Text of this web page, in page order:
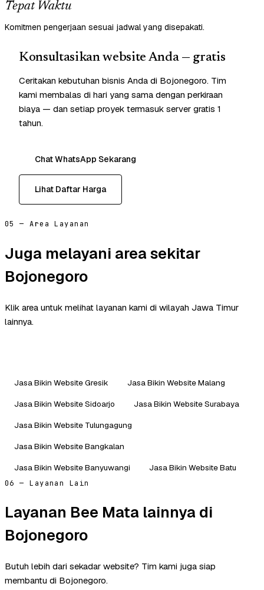
Tepat Waktu
Komitmen pengerjaan sesuai jadwal yang disepakati.
Konsultasikan website Anda — gratis
Ceritakan kebutuhan bisnis Anda di Bojonegoro. Tim
kami membalas di hari yang sama dengan perkiraan
biaya — dan setiap proyek termasuk server gratis 1
tahun.
Chat WhatsApp Sekarang
Lihat Daftar Harga
05 — Area Layanan
Juga melayani area sekitar
Bojonegoro
Klik area untuk melihat layanan kami di wilayah Jawa Timur
lainnya.
Jasa Bikin Website Gresik
Jasa Bikin Website Malang
Jasa Bikin Website Sidoarjo
Jasa Bikin Website Surabaya
Jasa Bikin Website Tulungagung
Jasa Bikin Website Bangkalan
Jasa Bikin Website Banyuwangi
Jasa Bikin Website Batu
06 — Layanan Lain
Layanan Bee Mata lainnya di
Bojonegoro
Butuh lebih dari sekadar website? Tim kami juga siap
membantu di Bojonegoro.